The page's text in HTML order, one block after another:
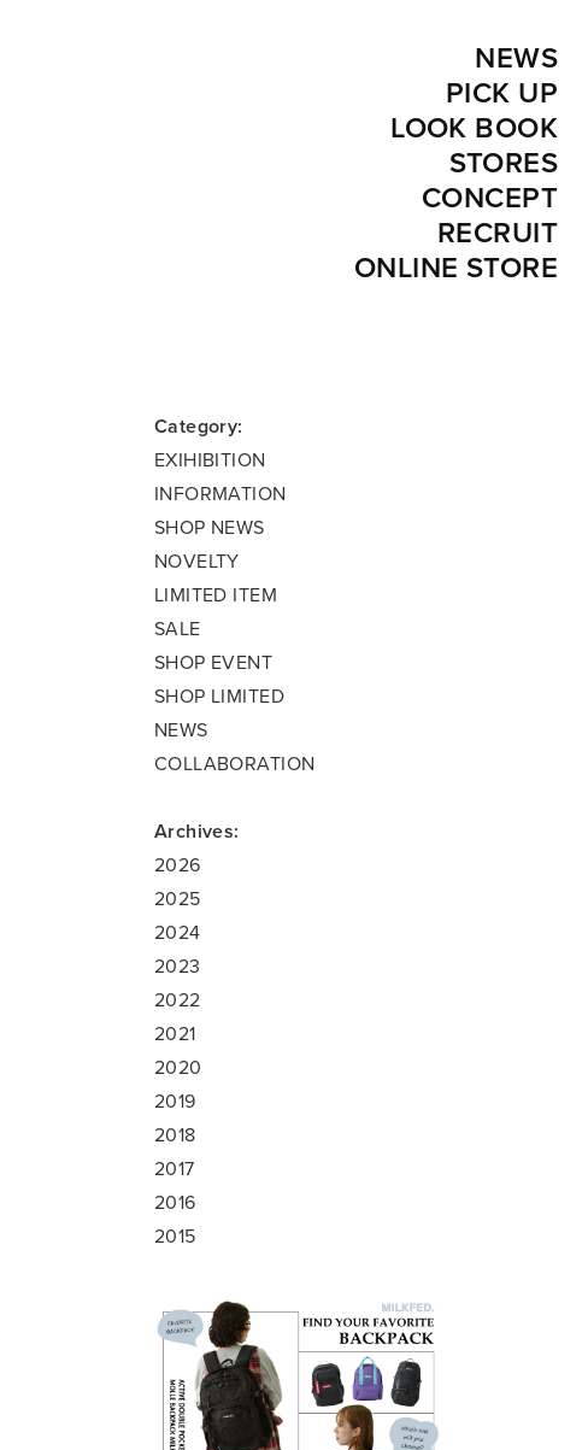
NEWS
PICK UP
LOOK BOOK
STORES
CONCEPT
RECRUIT
ONLINE STORE
Category:
EXIHIBITION
INFORMATION
SHOP NEWS
NOVELTY
LIMITED ITEM
SALE
SHOP EVENT
SHOP LIMITED
NEWS
COLLABORATION
Archives:
2026
2025
2024
2023
2022
2021
2020
2019
2018
2017
2016
2015